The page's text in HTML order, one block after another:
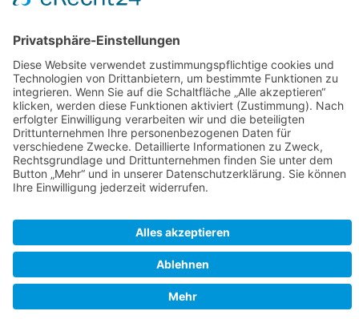
Startseite
Aktuelle Zeitung
Archiv Zeitungen
Archiv Beiträge
Stellenangebote
Verteilkarte
Erscheinungstermine
AGB
Kontakt
Impressum
Datenschutzerklärung
Cookie-Einstellungen